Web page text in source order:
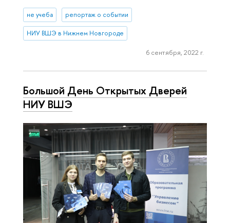
не учеба репортаж о событии
НИУ ВШЭ в Нижнем Новгороде
6 сентября, 2022 г.
Большой День Открытых Дверей
НИУ ВШЭ